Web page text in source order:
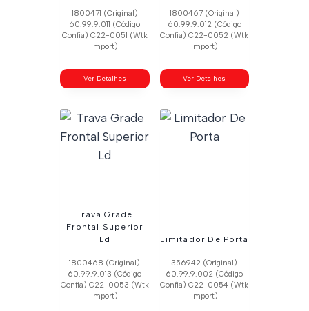
1800471 (Original)
60.99.9.011 (Código
Confia) C22-0051 (Wtk
Import)
Ver Detalhes
1800467 (Original)
60.99.9.012 (Código
Confia) C22-0052 (Wtk
Import)
Ver Detalhes
Trava Grade
Frontal Superior
Ld
1800468 (Original)
60.99.9.013 (Código
Confia) C22-0053 (Wtk
Import)
Limitador De Porta
356942 (Original)
60.99.9.002 (Código
Confia) C22-0054 (Wtk
Import)